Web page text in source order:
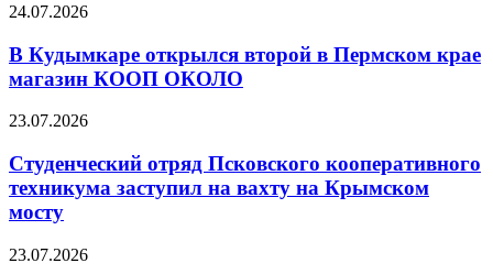
24.07.2026
В Кудымкаре открылся второй в Пермском крае
магазин КООП ОКОЛО
23.07.2026
Студенческий отряд Псковского кооперативного
техникума заступил на вахту на Крымском
мосту
23.07.2026